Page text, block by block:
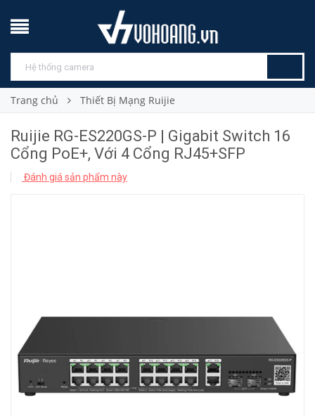
Trang chủ Thiết Bị Mạng Ruijie
Ruijie RG-ES220GS-P | Gigabit Switch 16
Cổng PoE+, Với 4 Cổng RJ45+SFP
Đánh giá sản phẩm này